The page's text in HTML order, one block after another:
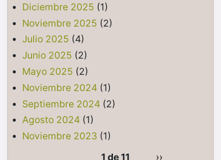
Diciembre 2025 (1)
Noviembre 2025 (2)
Julio 2025 (4)
Junio 2025 (2)
Mayo 2025 (2)
Noviembre 2024(1)
Septiembre 2024(2)
Agosto 2024(1)
Noviembre 2023 (1)
1 de 11
››